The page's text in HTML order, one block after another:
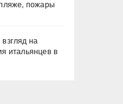
пожары
на
итальянцев в